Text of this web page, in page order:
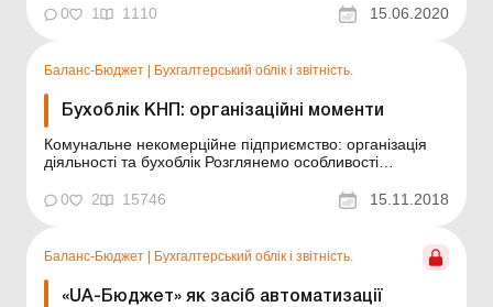
саме зараз це потрібно? Через те що зазвичай на
початку року не вистачає часу, щоб все проаналізувати
0 1 1110 15.06.2020
Баланс-Бюджет | Бухгалтерський облік і звітність.
Бухоблік КНП: організаційні моменти
Комунальне некомерційне підприємство: організація
діяльності та бухоблік Розглянемо особливості
фінансової звітності закладами охорони здоров’я у
формі комунальних некомерційних підприємств (далі –
0 2 15746 15.11.2018
Баланс-Бюджет Бухгалтерський облік і звітність.
«UA-Бюджет» як засіб автоматизації